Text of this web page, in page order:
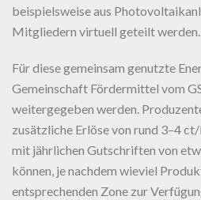
beispielsweise aus
Mitgliedern virtuell geteilt werden.
Für diese gemeinsam genutzte
Gemeinschaft Fördermittel vom
weitergegeben werden.
zusätzliche Erlöse von rund 3–4
mit jährlichen Gutschriften von
können, je nachdem wieviel
entsprechenden Zone zur